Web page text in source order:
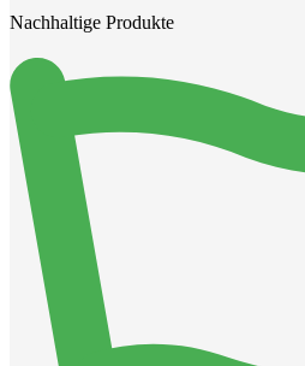
Nachhaltige Produkte